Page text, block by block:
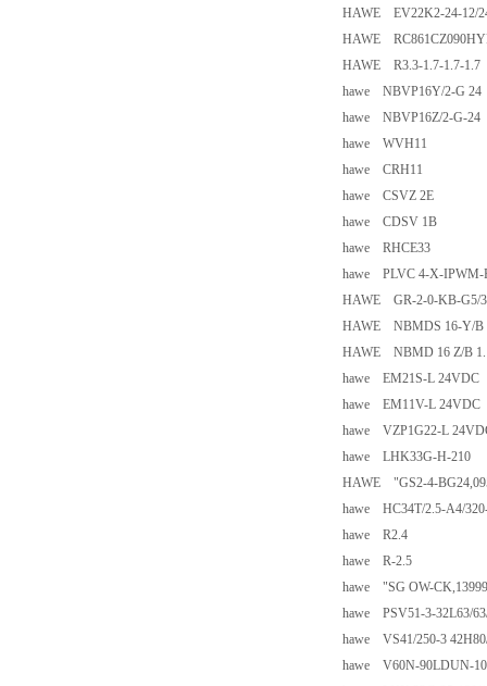
HAWE EV22K2-24-12/
HAWE
HAWE R3.3-1.7-1.7-1.7
hawe NBVP16Y/2-G 24
hawe NBVP16Z/2-G-24
hawe WVH11
hawe CRH11
hawe CSVZ 2E
hawe CDSV 1B
hawe RHCE33
hawe PLVC 4-X-
HAWE GR-2-0-KB-G5/
HAWE NBMDS 16-Y/B
HAWE NBMD 16 Z/B
hawe EM21S-L 24VDC
hawe EM11V-L 24VDC
hawe VZP1G22-L
hawe LHK33G-H-210
HAWE "GS2-4-
hawe HC34T/2.5-A4/
hawe R2.4
hawe R-2.5
hawe "SG OW-
hawe PSV51-3-32L63/
hawe VS41/250-3
hawe V60N-90LDUN-